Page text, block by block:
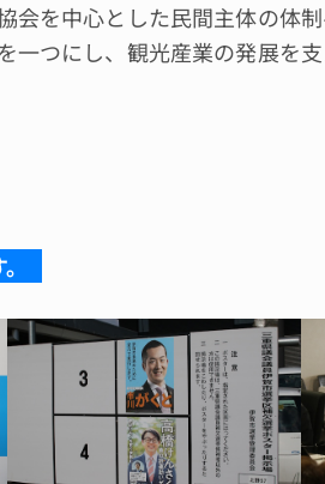
会を中心とした民間主体の体
つにし、観光産業の発展を支